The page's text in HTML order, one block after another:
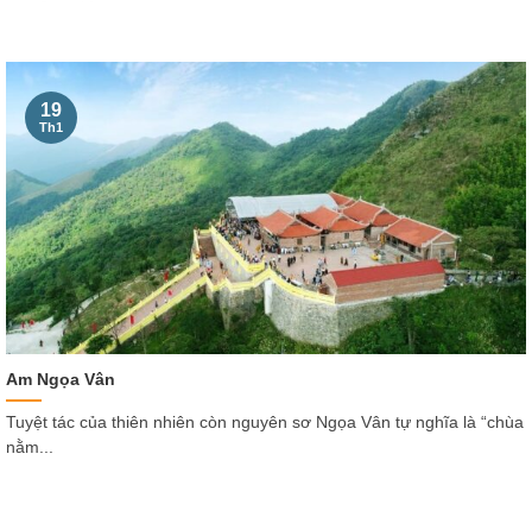
Am Ngọa Vân
Tuyệt tác của thiên nhiên còn nguyên sơ Ngọa Vân tự nghĩa là “chùa
nằm...
19
Th1